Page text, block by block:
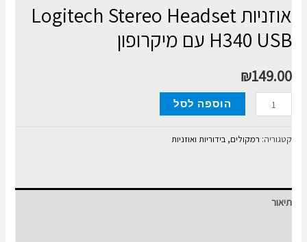
אוזניות Logitech Stereo Headset
H340 USB עם מיקרופון
₪149.00
כמות
של
אוזניות
Headset
הוספה לסל
קטגוריה: רמקולים, בידוריות ואוזניות
תיאור